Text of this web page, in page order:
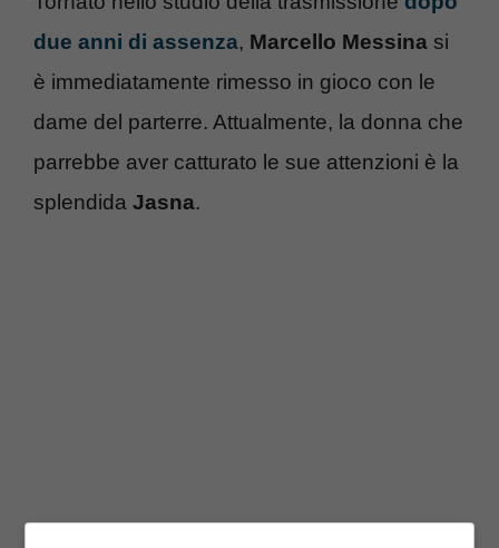
due anni di assenza, Marcello Messina si
è immediatamente rimesso in gioco con le
dame del parterre. Attualmente, la donna che
parrebbe aver catturato le sue attenzioni è la
splendida Jasna.